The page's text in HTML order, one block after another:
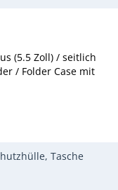
(5.5 Zoll) / seitlich
/ Folder Case mit
Tasche